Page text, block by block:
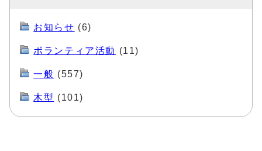
お知らせ (6)
ボランティア活動 (11)
一般 (557)
木型 (101)